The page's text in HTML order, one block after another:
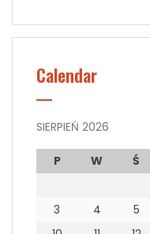
Calendar
SIERPIEŃ 2026
P W Ś
3
4 5